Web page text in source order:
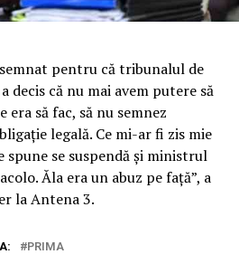
pentru că tribunalul de
decis că nu mai avem putere să
era să fac, să nu semnez
legală. Ce mi-ar fi zis mie
se suspendă şi ministrul
Ăla era un abuz pe faţă”, a
la Antena 3.
PRIMA